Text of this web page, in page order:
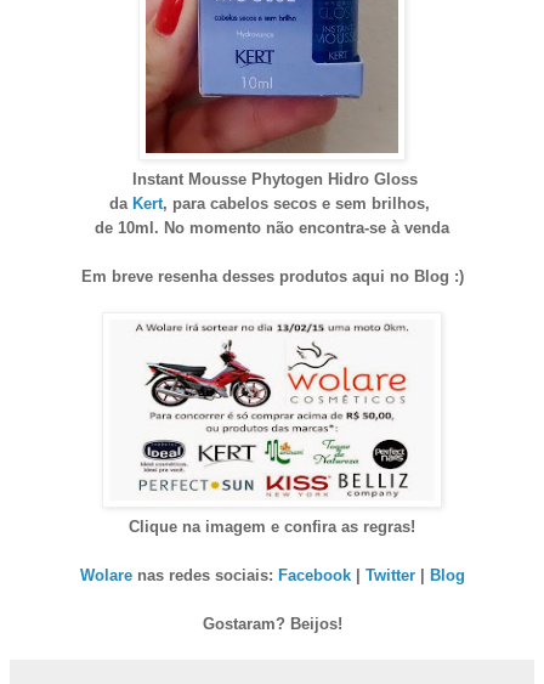
Instant Mousse Phytogen Hidro Gloss
da Kert, para cabelos secos e sem brilhos,
de 10ml. No momento não encontra-se à venda
Em breve resenha desses produtos aqui no Blog :)
Clique na imagem e confira as regras!
Wolarenas redes sociais: Facebook| Twitter| Blog
Gostaram? Beijos!